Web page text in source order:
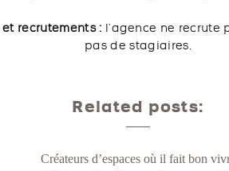
recrutements : l’agence ne recrute
pas de stagiaires.
Related posts:
Créateurs d’espaces où il fait bon